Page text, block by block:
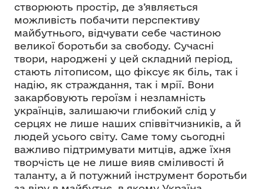
створюють простір, де з’являється
можливість побачити перспективу
майбутнього, відчувати себе частиною
великої боротьби за свободу. Сучасні
твори, народжені у цей складний період,
стають літописом, що фіксує як біль, так і
надію, як страждання, так і мрії. Вони
закарбовують героїзм і незламність
українців, залишаючи глибокий слід у
серцях не лише наших співвітчизників, а й
людей усього світу. Саме тому сьогодні
важливо підтримувати митців, адже їхня
творчість це не лише вияв сміливості й
таланту, а й потужний інструмент боротьби